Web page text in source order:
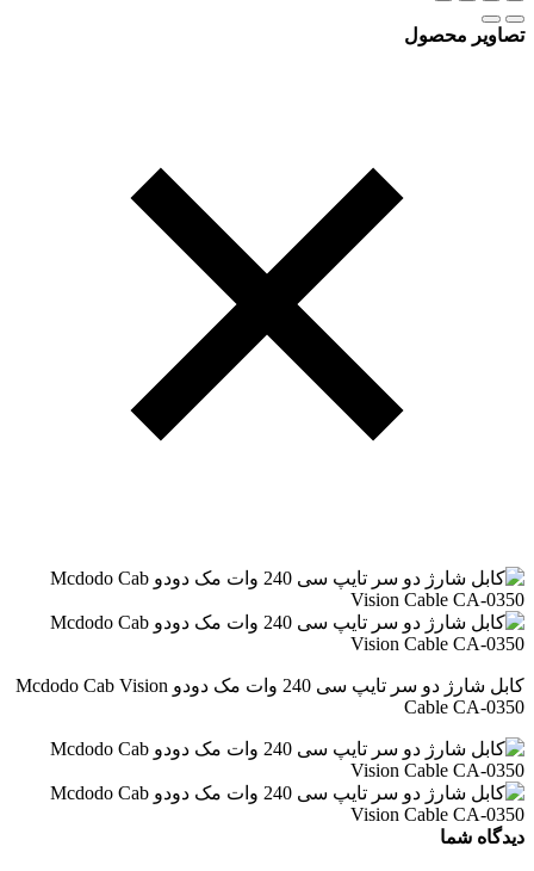
تصاویر محصول
کابل شارژ دو سر تایپ سی 240 وات مک دودو Mcdodo Cab Vision
Cable CA-0350
دیدگاه شما